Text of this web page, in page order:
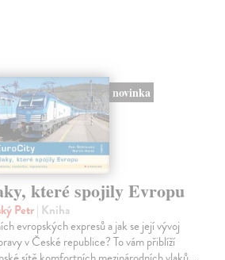
novinka
které spojily Evropu
Petr| Kniha
evropských expresů a jak se její vývoj
v České republice? To vám přiblíží